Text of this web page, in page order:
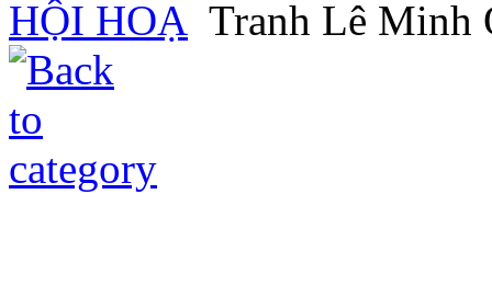
HỘI HOẠ Tranh Lê Minh